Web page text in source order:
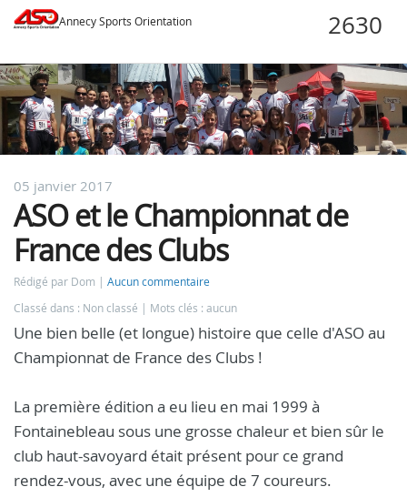
Annecy Sports Orientation
05 janvier 2017
ASO et le Championnat de
France des Clubs
Rédigé par Dom
Aucun commentaire
Classé dans : Non classé
Mots clés : aucun
Une bien belle (et longue) histoire que celle d'ASO au
Championnat de France des Clubs !
La première édition a eu lieu en mai 1999 à
Fontainebleau sous une grosse chaleur et bien sûr le
club haut-savoyard était présent pour ce grand
rendez-vous, avec une équipe de 7 coureurs.